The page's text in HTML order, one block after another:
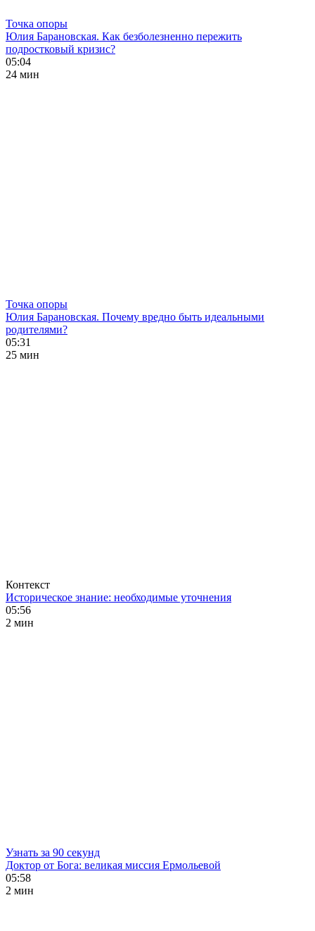
Точка опоры
Юлия Барановская. Как безболезненно пережить
подростковый кризис?
05:04
24 мин
Точка опоры
Юлия Барановская. Почему вредно быть идеальными
родителями?
05:31
25 мин
Контекст
Историческое знание: необходимые уточнения
05:56
2 мин
Узнать за 90 секунд
Доктор от Бога: великая миссия Ермольевой
05:58
2 мин